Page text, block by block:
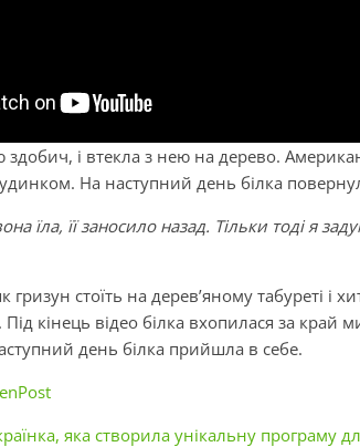
здобич, і втекла з нею на дерево.
На наступний день білка
їла, її заносило назад. Тільки тоді я
стоїть на дерев’яному табуреті і
Під кінець відео білка вхопилася за
день білка прийшла в себе.
яка створила унікальну програму